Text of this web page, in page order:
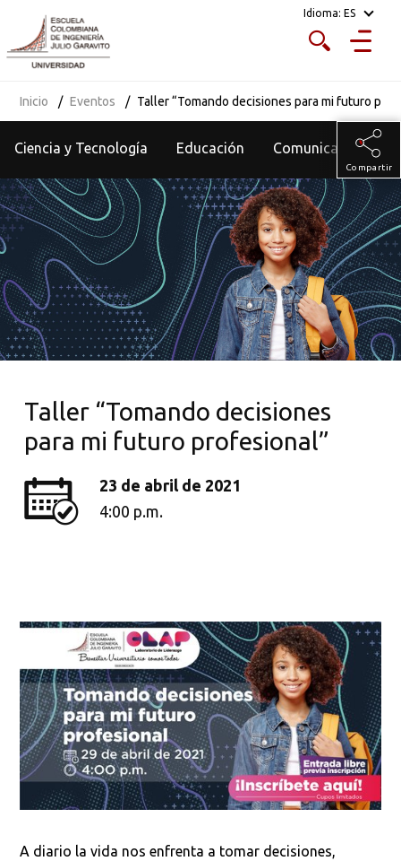
Idioma: ES
Inicio Eventos Taller “Tomando decisiones para mi futuro
Ciencia y Tecnología Educación Comunicados
Compartir
Taller “Tomando decisiones
para mi futuro profesional”
23 de abril de 2021
4:00 p.m.
A diario la vida nos enfrenta a tomar decisiones,